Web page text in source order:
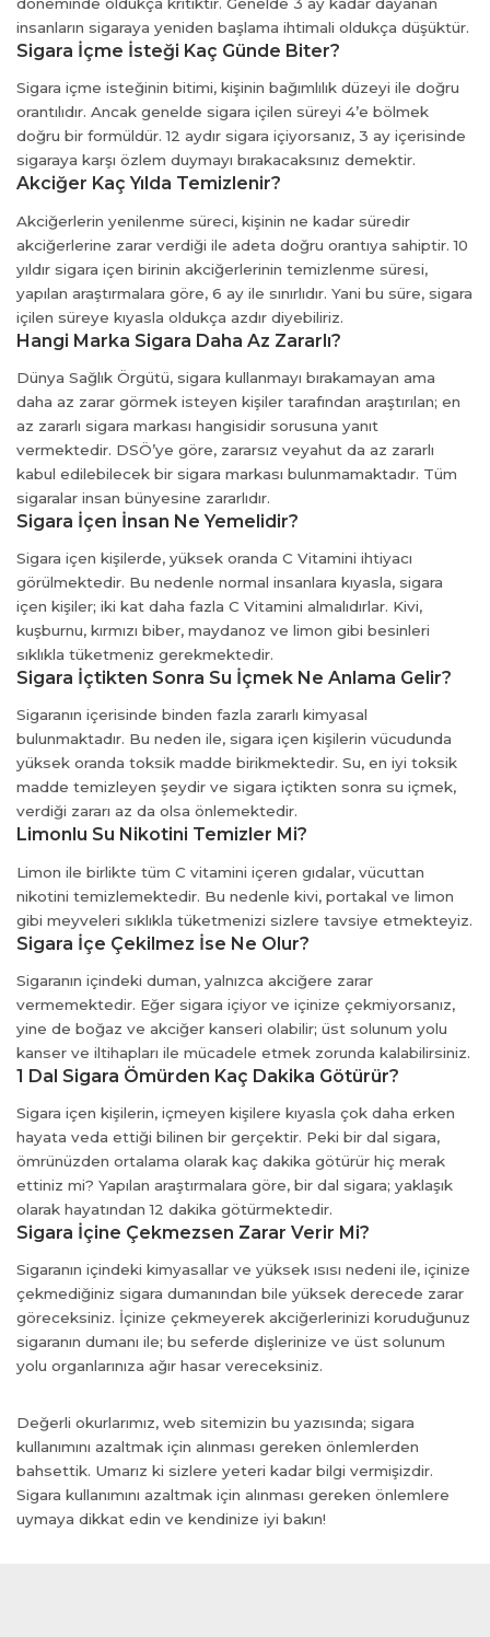
giriş
insanların sigaraya yeniden başlama ihtimali oldukça düşüktür.
Sigara İçme İsteği Kaç Günde Biter?
Sigara içme isteğinin bitimi, kişinin bağımlılık düzeyi ile doğru
orantılıdır. Ancak genelde sigara içilen süreyi 4’e bölmek
doğru bir formüldür. 12 aydır sigara içiyorsanız, 3 ay içerisinde
sigaraya karşı özlem duymayı bırakacaksınız demektir.
Akciğer Kaç Yılda Temizlenir?
Akciğerlerin yenilenme süreci, kişinin ne kadar süredir
akciğerlerine zarar verdiği ile adeta doğru orantıya sahiptir. 10
yıldır sigara içen birinin akciğerlerinin temizlenme süresi,
yapılan araştırmalara göre, 6 ay ile sınırlıdır. Yani bu süre, sigara
içilen süreye kıyasla oldukça azdır diyebiliriz.
Hangi Marka Sigara Daha Az Zararlı?
Dünya Sağlık Örgütü, sigara kullanmayı bırakamayan ama
daha az zarar görmek isteyen kişiler tarafından araştırılan; en
az zararlı sigara markası hangisidir sorusuna yanıt
vermektedir. DSÖ’ye göre, zararsız veyahut da az zararlı
kabul edilebilecek bir sigara markası bulunmamaktadır. Tüm
sigaralar insan bünyesine zararlıdır.
Sigara İçen İnsan Ne Yemelidir?
Sigara içen kişilerde, yüksek oranda C Vitamini ihtiyacı
görülmektedir. Bu nedenle normal insanlara kıyasla, sigara
içen kişiler; iki kat daha fazla C Vitamini almalıdırlar. Kivi,
kuşburnu, kırmızı biber, maydanoz ve limon gibi besinleri
sıklıkla tüketmeniz gerekmektedir.
Sigara İçtikten Sonra Su İçmek Ne Anlama Gelir?
Sigaranın içerisinde binden fazla zararlı kimyasal
bulunmaktadır. Bu neden ile, sigara içen kişilerin vücudunda
yüksek oranda toksik madde birikmektedir. Su, en iyi toksik
madde temizleyen şeydir ve sigara içtikten sonra su içmek,
verdiği zararı az da olsa önlemektedir.
Limonlu Su Nikotini Temizler Mi?
Limon ile birlikte tüm C vitamini içeren gıdalar, vücuttan
nikotini temizlemektedir. Bu nedenle kivi, portakal ve limon
gibi meyveleri sıklıkla tüketmenizi sizlere tavsiye etmekteyiz.
Sigara İçe Çekilmez İse Ne Olur?
Sigaranın içindeki duman, yalnızca akciğere zarar
vermemektedir. Eğer sigara içiyor ve içinize çekmiyorsanız,
yine de boğaz ve akciğer kanseri olabilir; üst solunum yolu
kanser ve iltihapları ile mücadele etmek zorunda kalabilirsiniz.
1 Dal Sigara Ömürden Kaç Dakika Götürür?
Sigara içen kişilerin, içmeyen kişilere kıyasla çok daha erken
hayata veda ettiği bilinen bir gerçektir. Peki bir dal sigara,
ömrünüzden ortalama olarak kaç dakika götürür hiç merak
ettiniz mi? Yapılan araştırmalara göre, bir dal sigara; yaklaşık
olarak hayatından 12 dakika götürmektedir.
Sigara İçine Çekmezsen Zarar Verir Mi?
Sigaranın içindeki kimyasallar ve yüksek ısısı nedeni ile, içinize
çekmediğiniz sigara dumanından bile yüksek derecede zarar
göreceksiniz. İçinize çekmeyerek akciğerlerinizi koruduğunuz
sigaranın dumanı ile; bu seferde dişlerinize ve üst solunum
yolu organlarınıza ağır hasar vereceksiniz.
Değerli okurlarımız, web sitemizin bu yazısında; sigara
kullanımını azaltmak için alınması gereken önlemlerden
bahsettik. Umarız ki sizlere yeteri kadar bilgi vermişizdir.
Sigara kullanımını azaltmak için alınması gereken önlemlere
uymaya dikkat edin ve kendinize iyi bakın!